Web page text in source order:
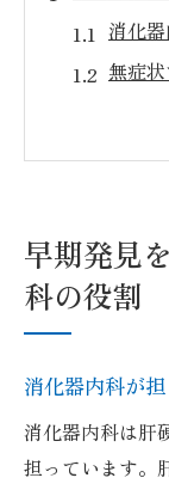
消化
無症
消化
無症状で
無症
守山
科の
早期発見
科の役割
消化器内科が
消化器内科は肝
担っています。